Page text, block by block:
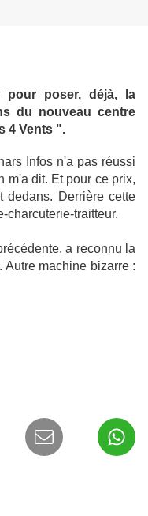
pour poser, déjà, la
du nouveau centre
4 Vents ".
Infos n'a pas réussi
m'a dit. Et pour ce prix,
dedans. Derrière cette
charcuterie-traitteur.
a reconnu la
Autre machine bizarre :